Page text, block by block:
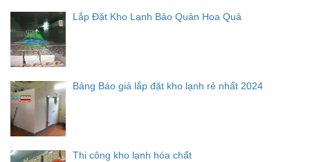
Lắp Đặt Kho Lạnh Bảo Quản Hoa Quả
Bảng Báo giá lắp đặt kho lạnh rẻ nhất 2024
Thi công kho lạnh hóa chất